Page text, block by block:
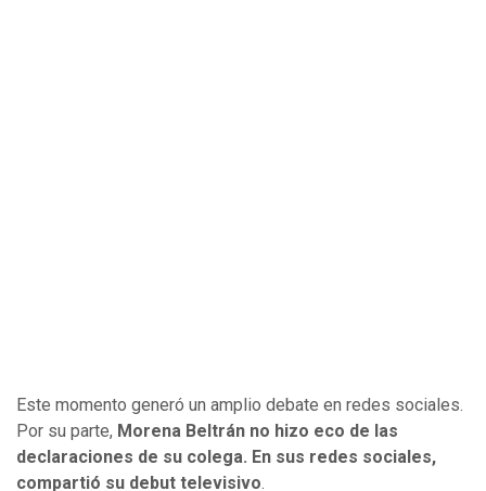
Este momento generó un amplio debate en redes sociales.
Por su parte, Morena Beltrán no hizo eco de las
declaraciones de su colega. En sus redes sociales,
compartió su debut televisivo.